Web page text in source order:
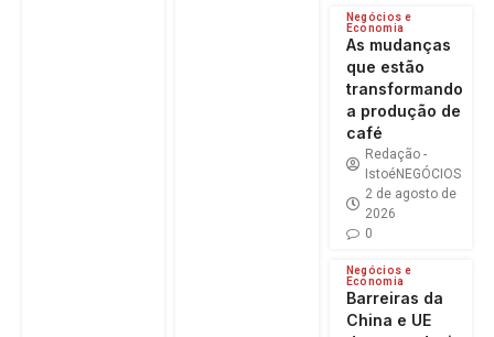
Negócios e
Economia
As mudanças
que estão
transformando
a produção de
café
Redação -
IstoéNEGÓCIOS
2 de agosto de
2026
0
Negócios e
Economia
Barreiras da
China e UE